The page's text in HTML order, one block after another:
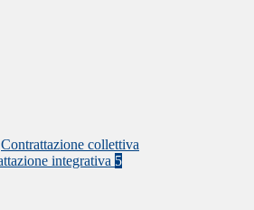
Contrattazione collettiva
integrativa 5